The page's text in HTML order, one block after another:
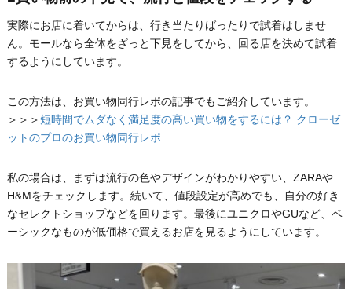
実際にお店に着いてからは、行き当たりばったりで試着はしませ
ん。モールなら全体をざっと下見をしてから、回る店を決めて試着
するようにしています。
この方法は、お買い物同行レポの記事でもご紹介しています。
＞＞＞短時間でムダなく満足度の高い買い物をするには？ クローゼ
ットのプロのお買い物同行レポ
私の場合は、まずは流行の色やデザインがわかりやすい、ZARAや
H&Mをチェックします。続いて、値段設定が高めでも、自分の好き
なセレクトショップなどを回ります。最後にユニクロやGUなど、ベ
ーシックなものが低価格で買えるお店を見るようにしています。